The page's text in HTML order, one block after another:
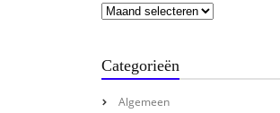
Categorieën
Algemeen